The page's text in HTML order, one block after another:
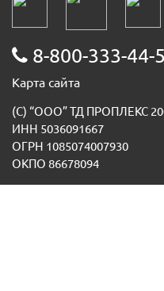
8-800-333-44-
Карта сайта
(С) “ООО” ТД ПРОПЛЕКС
ИНН 5036091667
ОГРН 1085074007930
ОКПО 86678094